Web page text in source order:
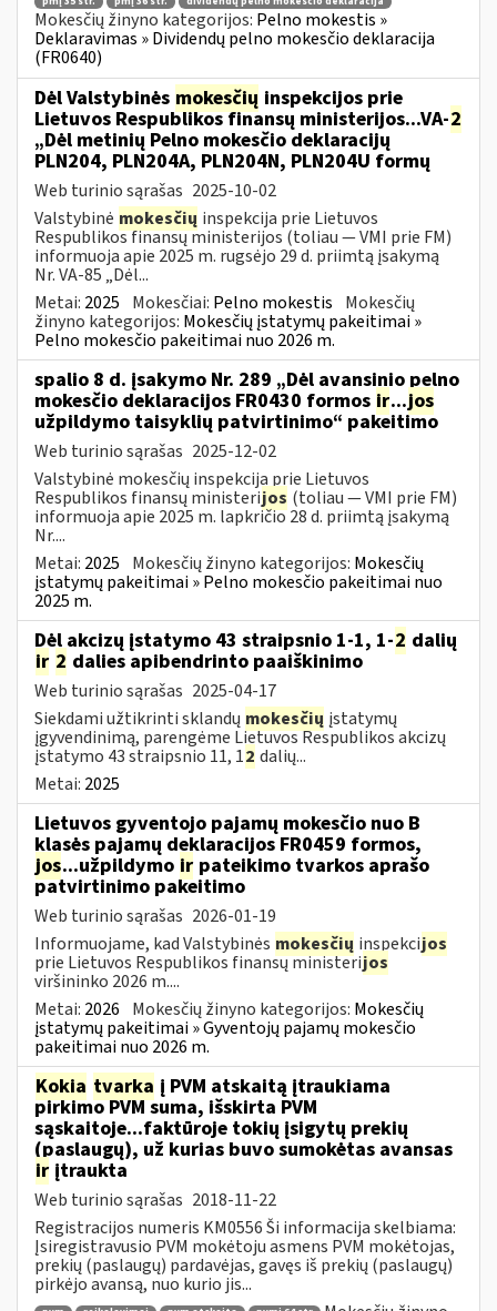
Mokesčių žinyno kategorijos: Pelno mokestis »
Deklaravimas » Dividendų pelno mokesčio deklaracija
(FR0640)
Dėl Valstybinės mokesčių inspekcijos prie
Lietuvos Respublikos finansų ministerijos...VA-2
„Dėl metinių Pelno mokesčio deklaracijų
PLN204, PLN204A, PLN204N, PLN204U formų
Web turinio sąrašas 2025-10-02
Valstybinė mokesčių inspekcija prie Lietuvos
Respublikos finansų ministerijos (toliau — VMI prie FM)
informuoja apie 2025 m. rugsėjo 29 d. priimtą įsakymą
Nr. VA-85 „Dėl...
Metai: 2025 Mokesčiai: Pelno mokestis Mokesčių
žinyno kategorijos: Mokesčių įstatymų pakeitimai »
Pelno mokesčio pakeitimai nuo 2026 m.
spalio 8 d. įsakymo Nr. 289 „Dėl avansinio pelno
mokesčio deklaracijos FR0430 formos ir...jos
užpildymo taisyklių patvirtinimo“ pakeitimo
Web turinio sąrašas 2025-12-02
Valstybinė mokesčių inspekcija prie Lietuvos
Respublikos finansų ministerijos (toliau — VMI prie FM)
informuoja apie 2025 m. lapkričio 28 d. priimtą įsakymą
Nr....
Metai: 2025 Mokesčių žinyno kategorijos: Mokesčių
įstatymų pakeitimai » Pelno mokesčio pakeitimai nuo
2025 m.
Dėl akcizų įstatymo 43 straipsnio 1-1, 1-2 dalių
ir 2 dalies apibendrinto paaiškinimo
Web turinio sąrašas 2025-04-17
Siekdami užtikrinti sklandų mokesčių įstatymų
įgyvendinimą, parengėme Lietuvos Respublikos akcizų
įstatymo 43 straipsnio 11, 12 dalių...
Metai: 2025
Lietuvos gyventojo pajamų mokesčio nuo B
klasės pajamų deklaracijos FR0459 formos,
jos...užpildymo ir pateikimo tvarkos aprašo
patvirtinimo pakeitimo
Web turinio sąrašas 2026-01-19
Informuojame, kad Valstybinės mokesčių inspekcijos
prie Lietuvos Respublikos finansų ministerijos
viršininko 2026 m....
Metai: 2026 Mokesčių žinyno kategorijos: Mokesčių
įstatymų pakeitimai » Gyventojų pajamų mokesčio
pakeitimai nuo 2026 m.
Kokia tvarka į PVM atskaitą įtraukiama
pirkimo PVM suma, išskirta PVM
sąskaitoje...faktūroje tokių įsigytų prekių
(paslaugų), už kurias buvo sumokėtas avansas
ir įtraukta
Web turinio sąrašas 2018-11-22
Registracijos numeris KM0556 Ši informacija skelbiama:
Įsiregistravusio PVM mokėtoju asmens PVM mokėtojas,
prekių (paslaugų) pardavėjas, gavęs iš prekių (paslaugų)
pirkėjo avansą, nuo kurio jis...